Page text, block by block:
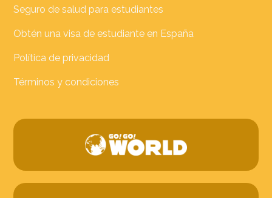
Seguro de salud para estudiantes
Obtén una visa de estudiante en España
Política de privacidad
Términos y condiciones